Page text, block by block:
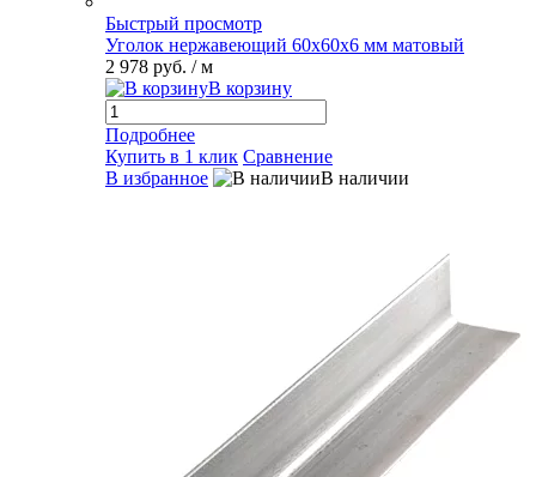
Быстрый просмотр
Уголок нержавеющий 60х60х6 мм матовый
2 978 руб. / м
В корзину
Подробнее
Купить в 1 клик Сравнение
В избранное
В наличии